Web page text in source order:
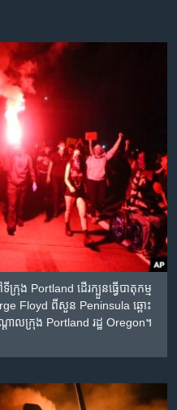
ក្រុង​ Portlandដើរ​ក្បួន​ធ្វើ​បាតុកម្ម​
Floyd ពីសួន Peninsulaឆ្ពោះ​
តាល​ក្រុង​ Portlandរដ្ឋOregon។